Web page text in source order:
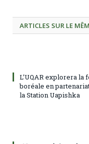
ARTICLES SUR LE
L’UQAR explorera la
boréale en
la Station Uapishka